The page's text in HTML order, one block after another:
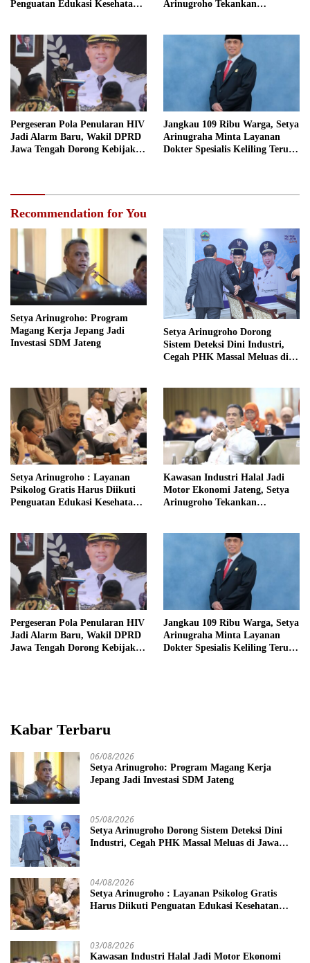
Penguatan Edukasi Kesehatan
Arinugroho Tekankan
Pergeseran Pola Penularan HIV
Jadi Alarm Baru, Wakil DPRD
Jawa Tengah Dorong Kebijakan
Jangkau 109 Ribu Warga, Setya
Arinugraha Minta Layanan
Dokter Spesialis Keliling Terus
Recommendation for You
Setya Arinugroho: Program
Magang Kerja Jepang Jadi
Investasi SDM Jateng
Setya Arinugroho Dorong
Sistem Deteksi Dini Industri,
Cegah PHK Massal Meluas di
Setya Arinugroho : Layanan
Psikolog Gratis Harus Diikuti
Penguatan Edukasi Kesehatan
Kawasan Industri Halal Jadi
Motor Ekonomi Jateng, Setya
Arinugroho Tekankan
Pergeseran Pola Penularan HIV
Jadi Alarm Baru, Wakil DPRD
Jawa Tengah Dorong Kebijakan
Jangkau 109 Ribu Warga, Setya
Arinugraha Minta Layanan
Dokter Spesialis Keliling Terus
Kabar Terbaru
06/08/2026
Setya Arinugroho: Program Magang Kerja
Jepang Jadi Investasi SDM Jateng
05/08/2026
Setya Arinugroho Dorong Sistem Deteksi Dini
Industri, Cegah PHK Massal Meluas di Jawa
04/08/2026
Setya Arinugroho : Layanan Psikolog Gratis
Harus Diikuti Penguatan Edukasi Kesehatan
03/08/2026
Kawasan Industri Halal Jadi Motor Ekonomi